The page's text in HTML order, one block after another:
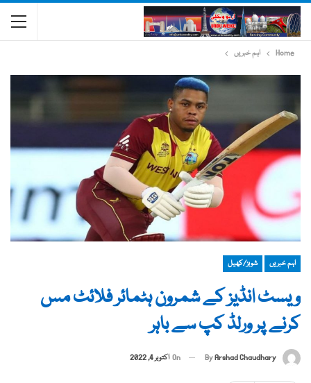
Home اہم خبریں
اہم خبریں شوبز/کھیل
ویسٹ انڈیز کے شمرون ہٹمائر فلائٹ مس
کرنے پر ورلڈ کپ سے باہر
ByArshad Chaudhary
On اکتوبر 4, 2022